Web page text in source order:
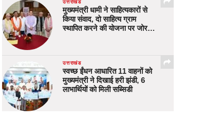
उत्तराखंड
मुख्यमंत्री धामी ने साहित्यकारों से
किया संवाद, दो साहित्य ग्राम
स्थापित करने की योजना पर जोर…
उत्तराखंड
स्वच्छ ईंधन आधारित 11 वाहनों को
मुख्यमंत्री ने दिखाई हरी झंडी, 6
लाभार्थियों को मिली सब्सिडी